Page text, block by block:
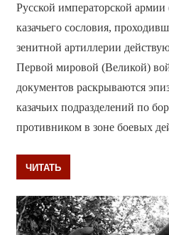
Русской императорской
казачьего сословия,
зенитной артиллерии
Первой мировой (Великой)
документов раскрываются
казачьих подразделений по
противником в зоне боевых
ЧИТАТЬ